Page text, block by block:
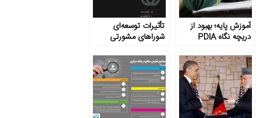
آموزش پایه؛ بهبود از
دریچه نگاه PDIA
تأثیرات توسعه‌ای
شوراهای مشورتی